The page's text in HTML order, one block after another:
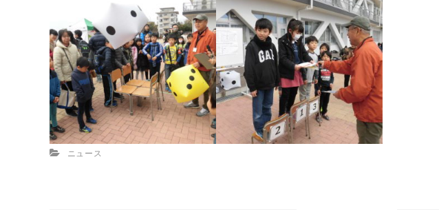
ニュース